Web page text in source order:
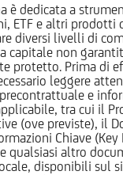
è dedicata a
ETF e altri prodotti
diversi livelli di
capitale non
protetto. Prima di
leggere
e
tra cui il
(ove previste), il
Chiave
qualsiasi altro
disponibili sul